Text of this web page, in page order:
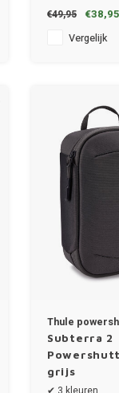
€49,95 €38,95
Vergelijk
Thule
Subterra 2
grijs